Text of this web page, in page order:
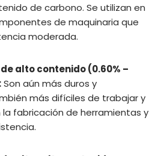
de carbono. Se utilizan en
de maquinaria que
moderada.
alto contenido (0.60% –
Son aún más duros y
más difíciles de trabajar y
la fabricación de herramientas y